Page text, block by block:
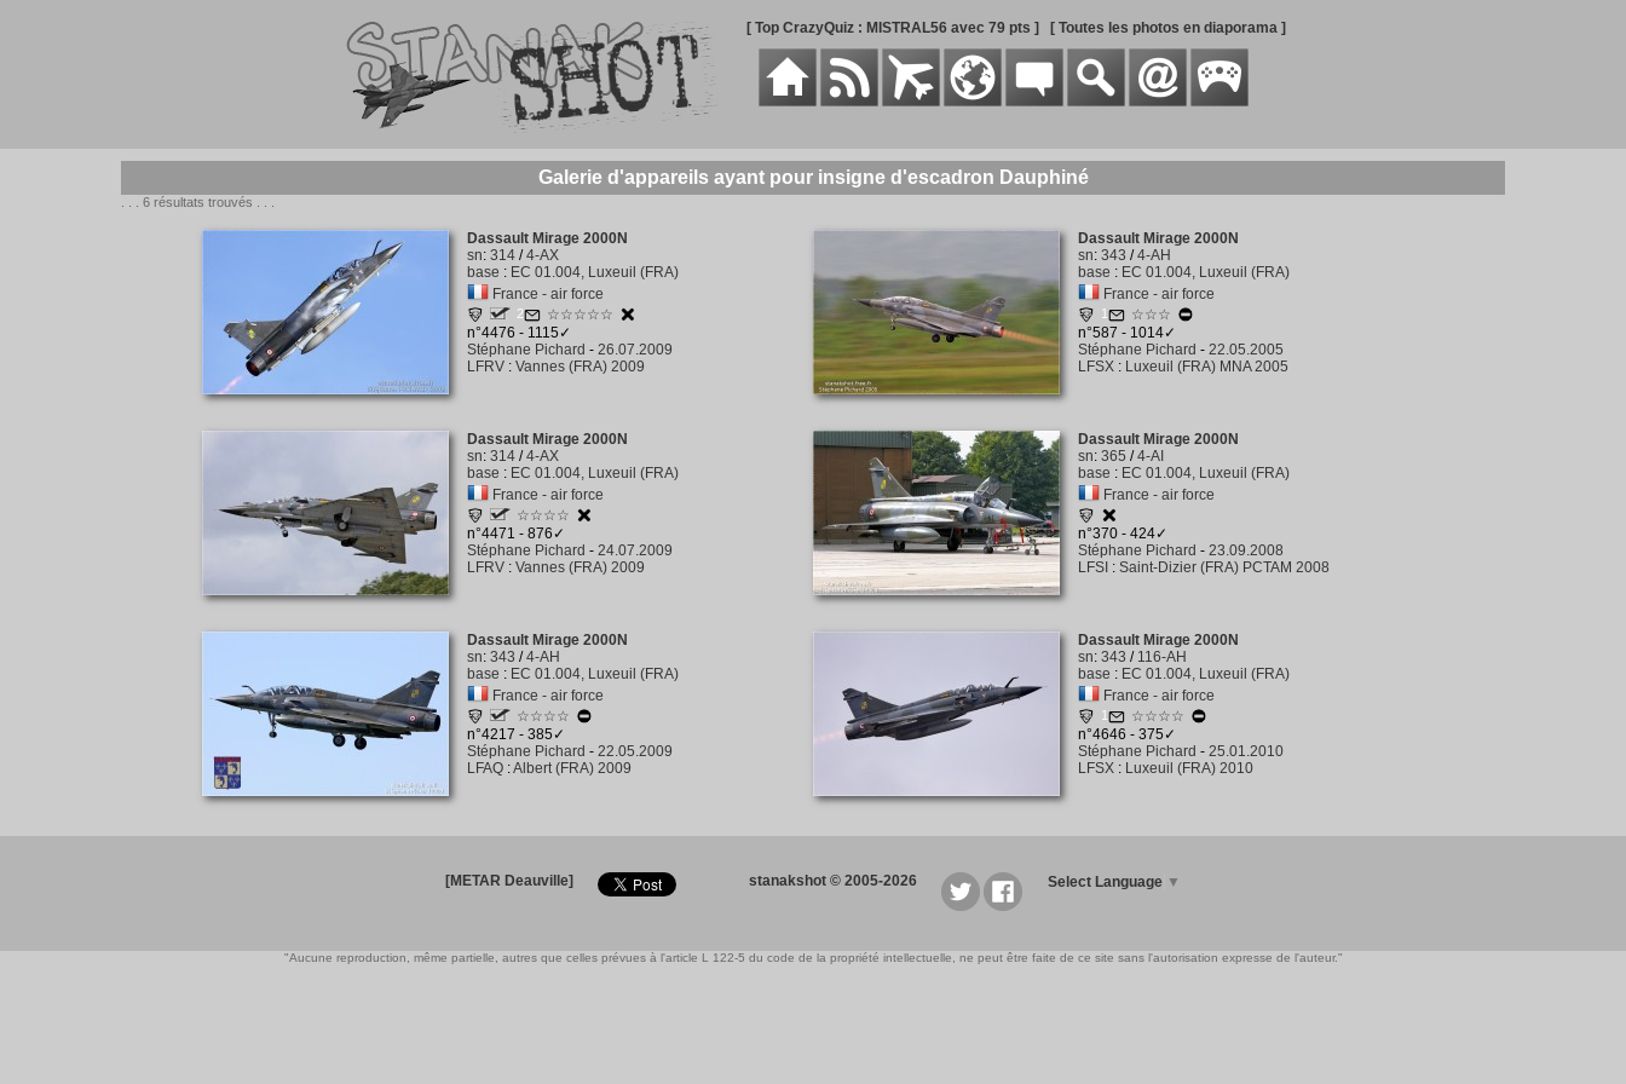
[ Top CrazyQuiz : MISTRAL56 avec 79 pts ] [ Toutes les photos en diaporama ]
Galerie d'appareils ayant pour insigne d'escadron Dauphiné
. . . 6 résultats trouvés . . .
Dassault Mirage 2000N
sn: 314 /4-AX
base : EC 01.004, Luxeuil (FRA)
France - air force
2
☆☆☆☆☆
n°4476 - 1115✓
Stéphane Pichard - 26.07.2009
LFRV : Vannes (FRA) 2009
Dassault Mirage 2000N
sn: 343 /4-AH
base : EC 01.004, Luxeuil (FRA)
France - air force
1
☆☆☆
n°587 - 1014✓
Stéphane Pichard - 22.05.2005
LFSX : Luxeuil (FRA) MNA 2005
Dassault Mirage 2000N
sn: 314 /4-AX
base : EC 01.004, Luxeuil (FRA)
France - air force
☆☆☆☆
n°4471 - 876✓
Stéphane Pichard - 24.07.2009
LFRV : Vannes (FRA) 2009
Dassault Mirage 2000N
sn: 365 /4-AI
base : EC 01.004, Luxeuil (FRA)
France - air force
n°370 - 424✓
Stéphane Pichard - 23.09.2008
LFSI : Saint-Dizier (FRA) PCTAM 2008
Dassault Mirage 2000N
sn: 343 /4-AH
base : EC 01.004, Luxeuil (FRA)
France - air force
☆☆☆☆
n°4217 - 385✓
Stéphane Pichard - 22.05.2009
LFAQ :Albert (FRA) 2009
Dassault Mirage 2000N
sn: 343 / 116-AH
base : EC 01.004, Luxeuil (FRA)
France - air force
1
☆☆☆☆
n°4646 - 375✓
Stéphane Pichard - 25.01.2010
LFSX : Luxeuil (FRA) 2010
[METAR Deauville] stanakshot © 2005-2026 Select Language ▼
"Aucune reproduction, même partielle, autres que celles prévues à l'article L 122-5 du code de la propriété intellectuelle, ne peut être faite de ce site sans l'autorisation expresse de l'auteur."